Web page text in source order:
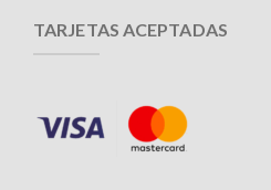
TARJETAS ACEPTADAS